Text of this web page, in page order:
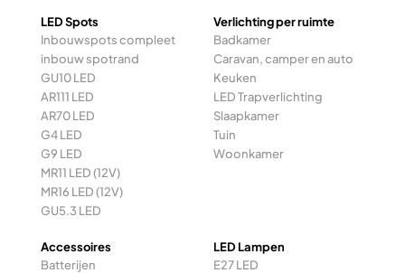
LED Spots
Inbouwspots compleet
inbouw spotrand
GU10 LED
AR111 LED
AR70 LED
G4 LED
G9 LED
MR11 LED (12V)
MR16 LED (12V)
GU5.3 LED
Verlichting per ruimte
Badkamer
Caravan, camper en auto
Keuken
LED Trapverlichting
Slaapkamer
Tuin
Woonkamer
Accessoires
Batterijen
LED Lampen
E27 LED